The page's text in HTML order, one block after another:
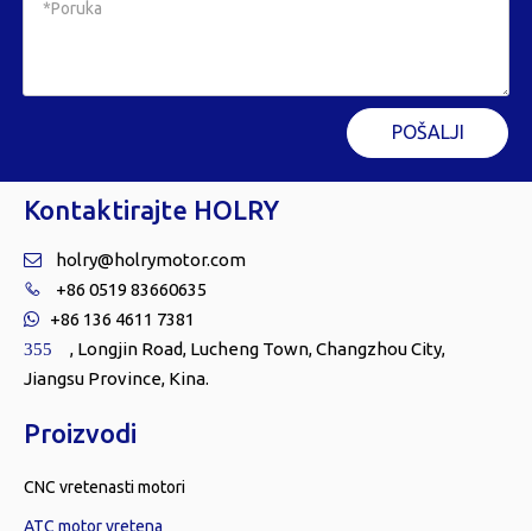
POŠALJI
Kontaktirajte HOLRY
 holry@holrymotor.com
 +86 0519 83660635
 +86 136 4611 7381
355
, Longjin Road, Lucheng Town, Changzhou City,
Jiangsu Province, Kina.
Proizvodi
CNC vretenasti motori
ATC motor vretena